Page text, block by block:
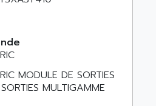
MODULE DE SORTIES
MULTIGAMME